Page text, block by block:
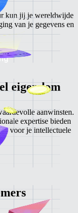
kun jij je wereldwijde
van je gegevens en
eigendom
aanwinsten.
expertise bieden
voor je intellectuele